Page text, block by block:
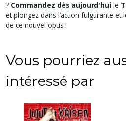
? Commandez dès aujourd'hui le
et plongez dans l’action fulgurante et
de ce nouvel opus !
Vous pourriez
intéressé par